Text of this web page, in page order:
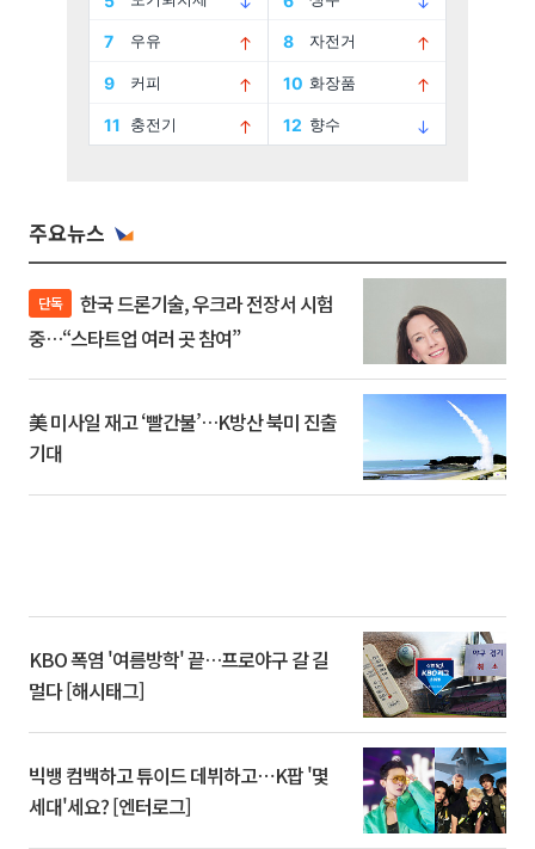
주요뉴스
단독
중…“스타트업 여러 곳 참여”
美 미사일 재고 ‘빨간불’…K방산 북미 진출
기대
KBO 폭염 '여름방학' 끝…프로야구 갈 길
멀다 [해시태그]
빅뱅 컴백하고 튜이드 데뷔하고⋯K팝 '몇
세대'세요? [엔터로그]